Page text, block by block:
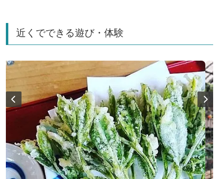
近くでできる遊び・体験